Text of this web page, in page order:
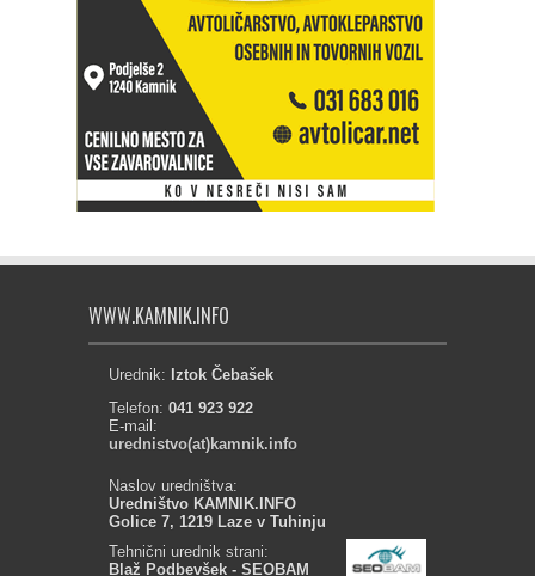
WWW.KAMNIK.INFO
Urednik: Iztok Čebašek
Telefon: 041 923 922
E-mail:
urednistvo(at)kamnik.info
Naslov uredništva:
Uredništvo KAMNIK.INFO
Golice 7, 1219 Laze v Tuhinju
Tehnični urednik strani:
Blaž Podbevšek - SEOBAM